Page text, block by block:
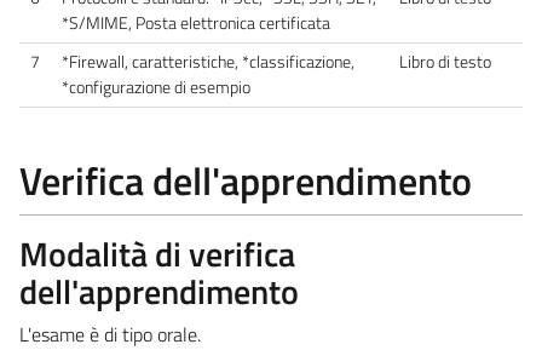
*S/MIME, Posta elettronica certificata
7
*Firewall, caratteristiche, *classificazione,
*configurazione di esempio
Libro di testo
Verifica dell'apprendimento
Modalità di verifica
dell'apprendimento
L'esame è di tipo orale.